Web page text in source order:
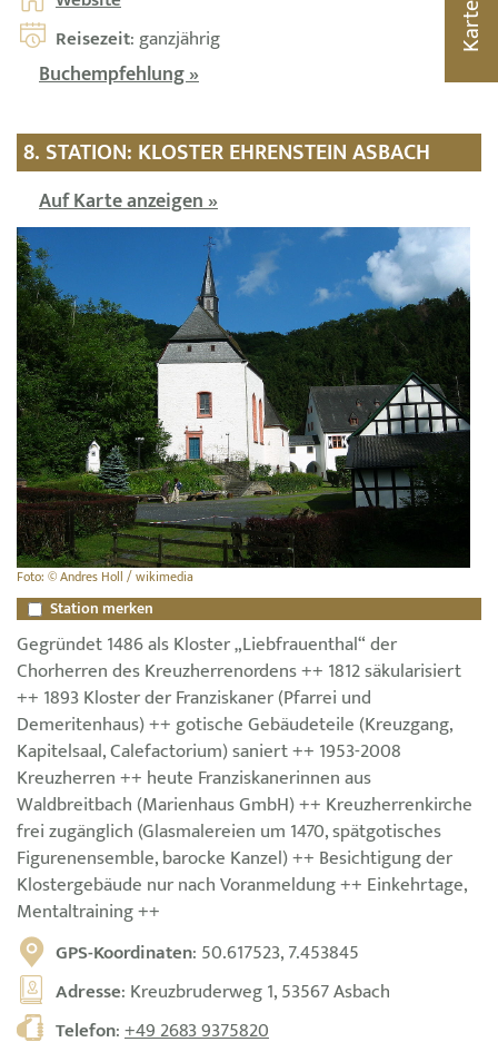
Reisezeit: ganzjährig
Buchempfehlung »
8. STATION: KLOSTER EHRENSTEIN ASBACH
Auf Karte anzeigen »
Foto: © Andres Holl / wikimedia
Station merken
Gegründet 1486 als Kloster „Liebfrauenthal“ der
Chorherren des Kreuzherrenordens ++ 1812 säkularisiert
++ 1893 Kloster der Franziskaner (Pfarrei und
Demeritenhaus) ++ gotische Gebäudeteile (Kreuzgang,
Kapitelsaal, Calefactorium) saniert ++ 1953-2008
Kreuzherren ++ heute Franziskanerinnen aus
Waldbreitbach (Marienhaus GmbH) ++ Kreuzherrenkirche
frei zugänglich (Glasmalereien um 1470, spätgotisches
Figurenensemble, barocke Kanzel) ++ Besichtigung der
Klostergebäude nur nach Voranmeldung ++ Einkehrtage,
Mentaltraining ++
GPS-Koordinaten: 50.617523, 7.453845
Adresse: Kreuzbruderweg 1, 53567 Asbach
Telefon:+49 2683 9375820
Karte